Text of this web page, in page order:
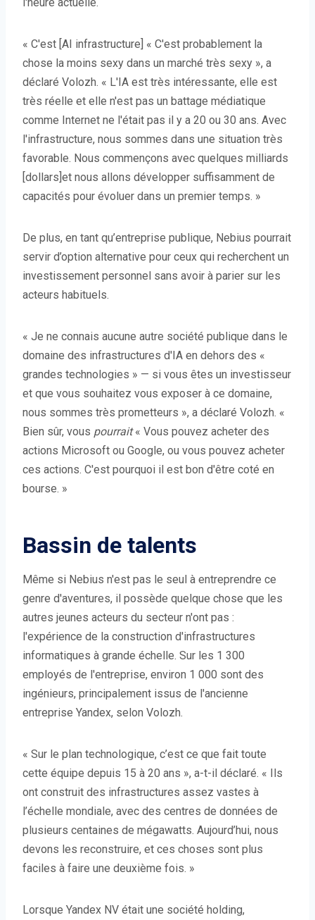
« C'est [AI infrastructure] « C'est probablement la
chose la moins sexy dans un marché très sexy », a
déclaré Volozh. « L'IA est très intéressante, elle est
très réelle et elle n'est pas un battage médiatique
comme Internet ne l'était pas il y a 20 ou 30 ans. Avec
l'infrastructure, nous sommes dans une situation très
favorable. Nous commençons avec quelques milliards
[dollars]et nous allons développer suffisamment de
capacités pour évoluer dans un premier temps. »
De plus, en tant qu’entreprise publique, Nebius pourrait
servir d’option alternative pour ceux qui recherchent un
investissement personnel sans avoir à parier sur les
acteurs habituels.
« Je ne connais aucune autre société publique dans le
domaine des infrastructures d'IA en dehors des «
grandes technologies » — si vous êtes un investisseur
et que vous souhaitez vous exposer à ce domaine,
nous sommes très prometteurs », a déclaré Volozh. «
Bien sûr, vous pourrait« Vous pouvez acheter des
actions Microsoft ou Google, ou vous pouvez acheter
ces actions. C'est pourquoi il est bon d'être coté en
bourse. »
Bassin de talents
Même si Nebius n'est pas le seul à entreprendre ce
genre d'aventures, il possède quelque chose que les
autres jeunes acteurs du secteur n'ont pas :
l'expérience de la construction d'infrastructures
informatiques à grande échelle. Sur les 1 300
employés de l'entreprise, environ 1 000 sont des
ingénieurs, principalement issus de l'ancienne
entreprise Yandex, selon Volozh.
« Sur le plan technologique, c’est ce que fait toute
cette équipe depuis 15 à 20 ans », a-t-il déclaré. « Ils
ont construit des infrastructures assez vastes à
l’échelle mondiale, avec des centres de données de
plusieurs centaines de mégawatts. Aujourd’hui, nous
devons les reconstruire, et ces choses sont plus
faciles à faire une deuxième fois. »
Lorsque Yandex NV était une société holding,